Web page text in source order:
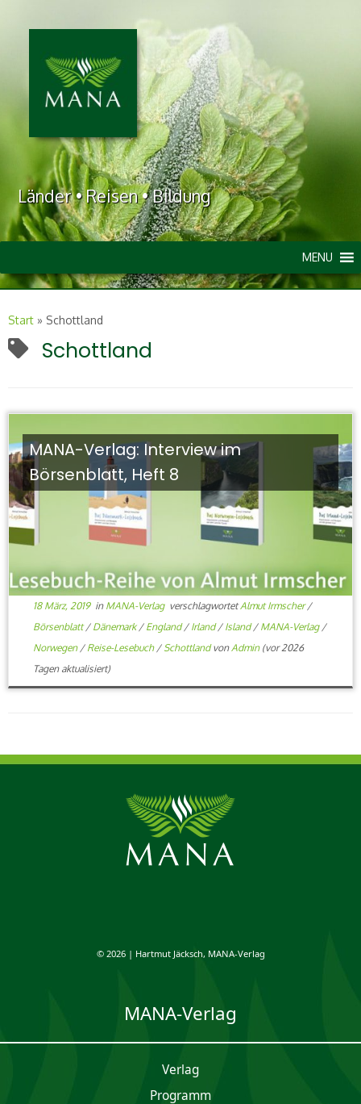
Länder • Reisen • Bildung
MENU
Start » Schottland
Schottland
MANA-Verlag: Interview im
Börsenblatt, Heft 8
18 März, 2019in MANA-Verlag verschlagwortetAlmut Irmscher/
Börsenblatt/ Dänemark/ England/ Irland/ Island/ MANA-Verlag /
Norwegen / Reise-Lesebuch / Schottlandvon Admin(vor 2026
Tagen aktualisiert)
© 2026 | Hartmut Jäcksch, MANA-Verlag
MANA-Verlag
Verlag
Programm